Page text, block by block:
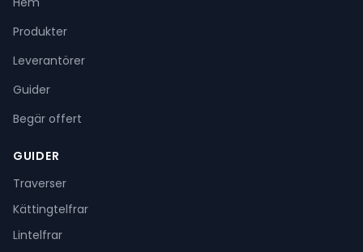
Produkter
Leverantörer
Guider
Begär offert
GUIDER
Traverser
Kättingtelfrar
Lintelfrar